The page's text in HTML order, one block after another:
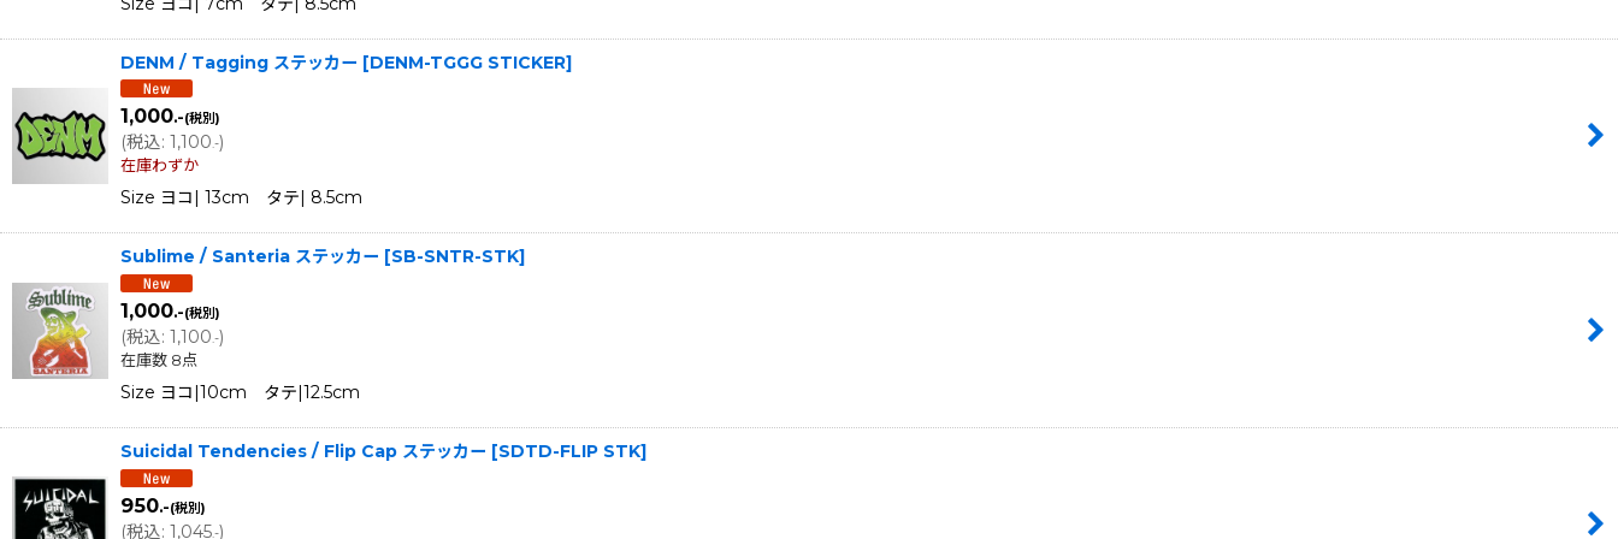
DENM / Tagging ステッカー [DENM-TGGG STICKER]
1,000.-(税別)
(税込: 1,100.-)
在庫わずか
Size ヨコ| 13cm タテ| 8.5cm
Sublime / Santeria ステッカー [SB-SNTR-STK]
1,000.-(税別)
(税込: 1,100.-)
在庫数 8点
Size ヨコ|10cm タテ|12.5cm
Suicidal Tendencies / Flip Cap ステッカー [SDTD-FLIP STK]
950.-(税別)
(税込: 1,045.-)